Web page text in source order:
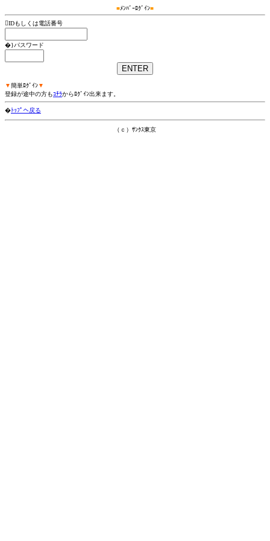
■ﾒﾝﾊﾞｰﾛｸﾞｲﾝ■
IDもしくは電話番号
�}パスワード
▼簡単ﾛｸﾞｲﾝ▼
登録が途中の方もｺﾁﾗからﾛｸﾞｲﾝ出来ます。
�ﾄｯﾌﾟへ戻る
（ｃ）ｻﾝｸｽ東京